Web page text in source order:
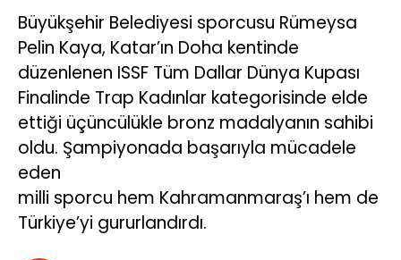
POLITIKA
DÜNYA
SPOR
SAĞLIK
KÜLTÜR/SANAT
Büyükşehir Belediyesi sporcusu Rümeysa
Pelin Kaya, Katar’ın Doha kentinde
düzenlenen ISSF Tüm Dallar Dünya Kupası
Finalinde Trap Kadınlar kategorisinde elde
ettiği üçüncülükle bronz madalyanın sahibi
oldu. Şampiyonada başarıyla mücadele
eden
milli sporcu hem Kahramanmaraş’ı hem de
Türkiye’yi gururlandırdı.